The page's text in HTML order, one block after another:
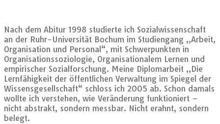
Nach dem Abitur 1998 studierte ich Sozialwissenschaft
an der Ruhr-Universität Bochum im Studiengang „Arbeit,
Organisation und Personal“, mit Schwerpunkten in
Organisationssoziologie, Organisationalem Lernen und
empirischer Sozialforschung. Meine Diplomarbeit „Die
Lernfähigkeit der öffentlichen Verwaltung im Spiegel der
Wissensgesellschaft“ schloss ich 2005 ab. Schon damals
wollte ich verstehen, wie Veränderung funktioniert –
nicht abstrakt, sondern messbar. Nicht erahnt, sondern
belegt.